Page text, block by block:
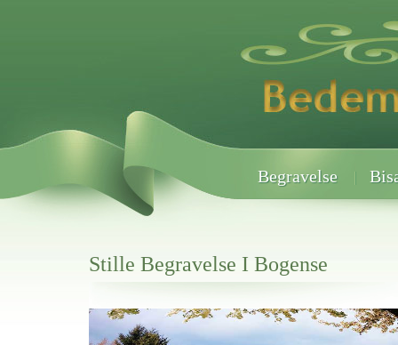
Begravelse
Stille Begravelse I Bogense
Her hos os får du altid en god afslutning når det gælder
Stille Begravelse I Bogense